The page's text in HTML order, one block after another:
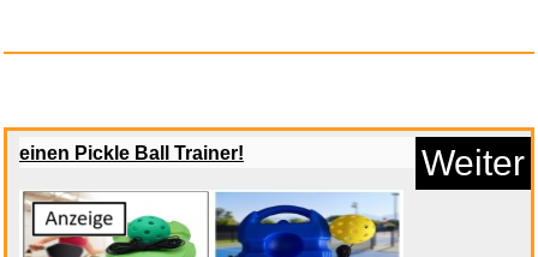
TechnoBase.FM Vol. 46...
Anzeige
einen Pickle Ball Trainer! Weiter